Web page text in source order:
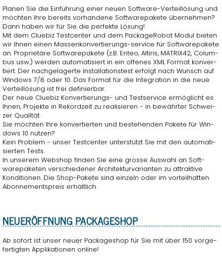
Pla­nen Sie die Ein­füh­rung einer neuen Soft­ware-Ver­teil­lö­sung und
möch­ten Ihre be­reits vor­han­de­ne Soft­ware­pa­ke­te über­neh­men?
Dann haben wir für Sie die per­fek­te Lö­sung!
Mit dem Clue­biz Test­cen­ter und dem Pa­cka­ge­Ro­bot Modul bie­ten
wir Ihnen einen Mas­sen­kon­ver­tie­rungs-ser­vice für Soft­ware­pa­ke­te
an. Pro­prie­tä­re Soft­ware­pa­ke­te (z.B. Enteo, Al­ti­ris, MA­TRIX42, Co­lum­
bus usw.) wer­den au­to­ma­ti­siert in ein of­fe­nes XML For­mat kon­ver­
tiert. Der nach­ge­la­ger­te In­stal­la­ti­ons­test er­folgt nach Wunsch auf
Win­dows 7/8 oder 10. Das For­mat für die In­te­gra­ti­on in die neue
Ver­teil­lö­sung ist frei de­fi­nier­bar.
Der neue Clue­biz Kon­ver­tie­rungs- und Test­ser­vice er­mög­licht es
Ihnen, Pro­jek­te in Re­kord­zeit zu rea­li­sie­ren - in be­währ­ter Schwei­
zer Qua­li­tät.
Sie möch­ten Ihre kon­ver­tier­ten und be­stehen­den Pa­ke­te für Win­
dows 10 nut­zen?
Kein Pro­blem - unser Test­cen­ter un­ter­stützt Sie mit den au­to­ma­ti­
sier­ten Tests.
In un­se­rem Web­shop fin­den Sie eine gros­se Aus­wahl an Soft­
ware­pa­ke­ten ver­schie­de­ner Ar­chi­tek­tur­va­ri­an­ten zu at­trak­ti­ve
Kon­di­tio­nen. Die Shop-Pa­ke­te sind ein­zeln oder im vor­teil­haf­ten
Abon­ne­ments­preis er­hält­lich.
NEU­ERÖFF­NUNG PA­CKA­GE­S­HOP
Ab so­fort ist unser neuer Pa­cka­ge­s­hop für Sie mit über 150 vor­ge­
fer­tig­ten Ap­pli­ka­tio­nen on­line!